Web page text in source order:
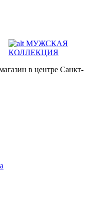
МУЖСКАЯ
КОЛЛЕКЦИЯ
в центре Санкт-